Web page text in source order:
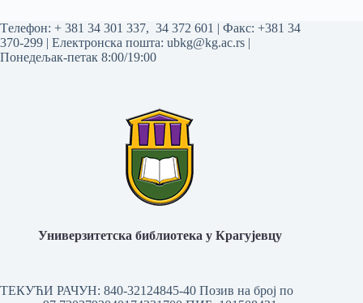
Tелефон: + 381 34 301 337, 34 372 601 | Факс: +381 34
370-299 | Електронска пошта: ubkg@kg.ac.rs |
Понедељак-петак 8:00/19:00
Универзитетска библиотека у Крагујевцу
ТЕКУЋИ РАЧУН: 840-32124845-40 Позив на број по